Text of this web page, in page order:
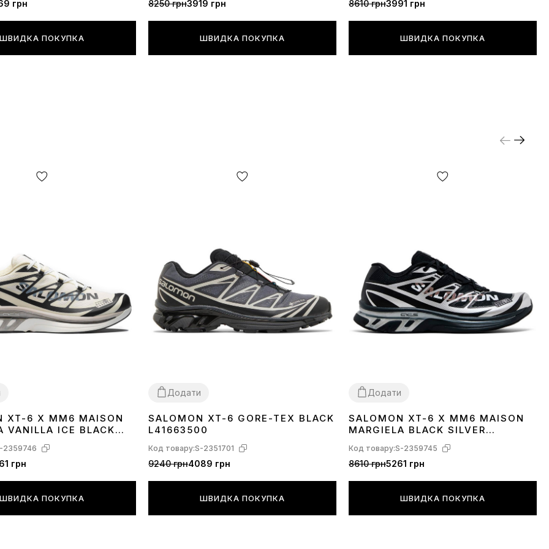
грн
ШВИДКА ПОКУПКА
8250 грн3919 грн
ШВИДКА ПОКУПКА
8610 грн3991 грн
ШВИДКА ПОКУПКА
XT-6 X MM6 MAISON
VANILLA ICE BLACK
L47949400
2359746
грн
ШВИДКА ПОКУПКА
Додати
414243 4445
SALOMON XT-6 GORE-TEX BLACK
L41663500
Код товару:S-2351701
9240 грн4089 грн
ШВИДКА ПОКУПКА
Додати
4041 42 43
SALOMON XT-6 X MM6 MAISON
MARGIELA BLACK SILVER
PHANTOM L49107000
Код товару:S-2359745
8610 грн5261 грн
ШВИДКА ПОКУПКА